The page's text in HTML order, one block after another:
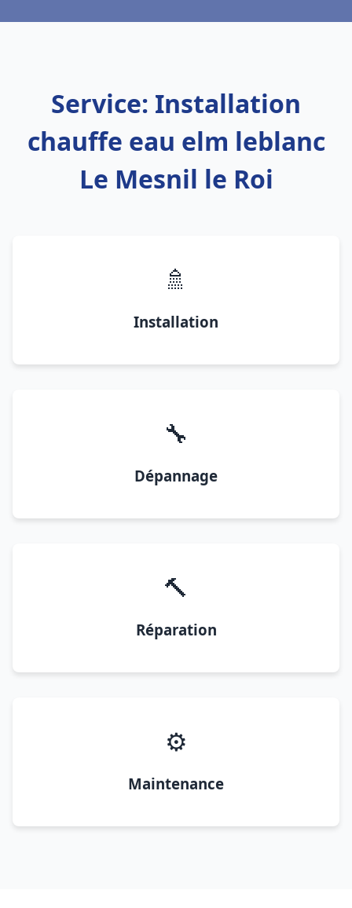
Service: Installation
chauffe eau elm leblanc
Le Mesnil le Roi
🚿
Installation
🔧
Dépannage
🔨
Réparation
⚙️
Maintenance